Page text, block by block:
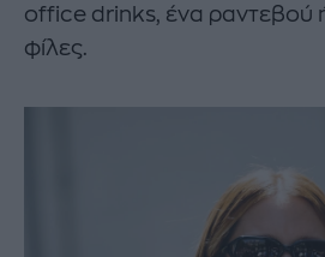
office drinks, ένα ραντεβού
φίλες.